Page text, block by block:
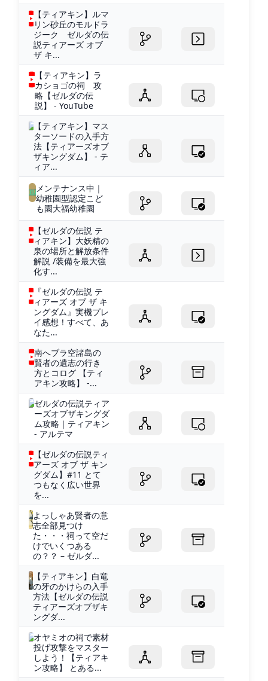
【ティアキン】ルマ
リン砂丘のモルドラ
ジーク ゼルダの伝
説ティアーズ オブ
ザ キ...
【ティアキン】ラ
カショゴの祠 攻
略【ゼルダの伝
説】 - YouTube
【ティアキン】マス
ターソードの入手方
法【ティアーズオブ
ザキングダム】 - テ
ィア...
メンテナンス中｜
幼稚園型認定こど
も園大福幼稚園
【ゼルダの伝説 テ
ィアキン】大妖精の
泉の場所と解放条件
解説 /装備を最大強
化す...
『ゼルダの伝説 テ
ィアーズ オブ ザ キ
ングダム』実機プレ
イ感想！すべて、あ
なた...
南へブラ空諸島の
賢者の遺志の行き
方とコログ 【ティ
アキン攻略】 -...
ゼルダの伝説ティア
ーズオブザキングダ
ム攻略｜ティアキン
- アルテマ
【ゼルダの伝説ティ
アーズ オブ ザ キン
グダム】#11 とて
つもなく広い世界
を...
よっしゃあ賢者の意
志全部見つけ
た・・・祠って空だ
けでいくつある
の？？ – ゼルダ...
【ティアキン】白竜
の牙のかけらの入手
方法【ゼルダの伝説
ティアーズオブザキ
ングダ...
オヤミオの祠で素材
投げ攻撃をマスター
しよう！【ティアキ
ン攻略】 とある...